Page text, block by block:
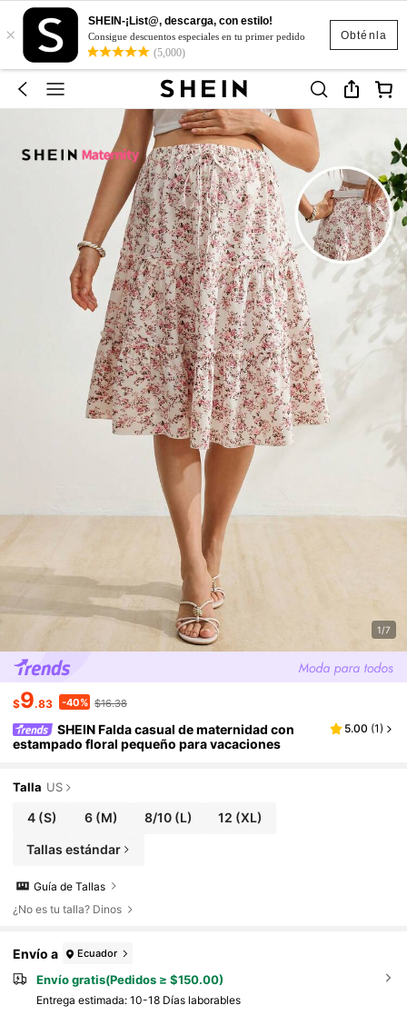
Obténla
×
SHEIN-¡List@, descarga, con estilo!
Consigue descuentos especiales en tu primer pedido
(5,000)
1/7
$9.83 -40% $16.38
SHEIN Falda casual de maternidad con
estampado floral pequeño para vacaciones
5.00 (1)
Talla US
4 (S) 6 (M) 8/10(L) 12 (XL)
Tallas estándar
Guía de Tallas
¿No es tu talla? Dinos
Envío a Ecuador
Envío gratis(Pedidos ≥ $150.00)
Entrega estimada: 10-18 Días laborables